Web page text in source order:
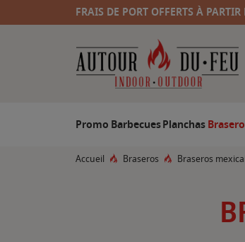
FRAIS DE PORT OFFERTS À
Promo BarbecuesPlanchas
Accueil Braseros Braseros